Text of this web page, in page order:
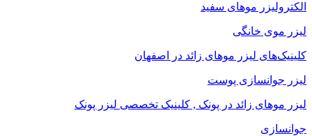
الکترولیزر موهای سفید
لیزر موی خانگی
کلینیک‌های لیزر موهای زائد در اصفهان
لیزر جوانسازی پوست
لیزر موهای زائد در پونک , کلینیک تخصصی لیزر پونک
جوانسازی